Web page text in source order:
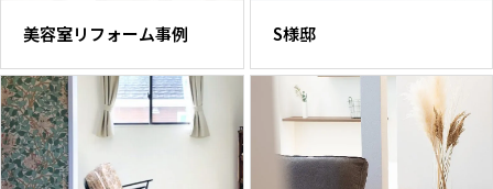
美容室リフォーム事例 S様邸